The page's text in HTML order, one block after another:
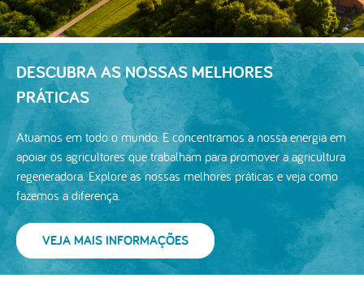
DESCUBRA AS NOSSAS MELHORES
PRÁTICAS
Atuamos em todo o mundo. E concentramos a nossa energia em
apoiar os agricultores que trabalham para promover a agricultura
regeneradora. Explore as nossas melhores práticas e veja como
fazemos a diferença.
VEJA MAIS INFORMAÇÕES